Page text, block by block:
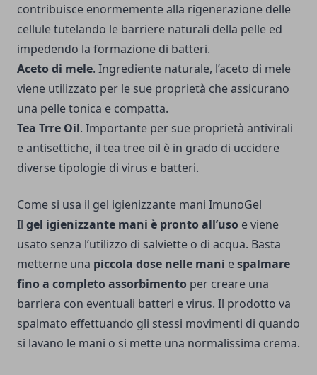
contribuisce enormemente alla rigenerazione delle
cellule tutelando le barriere naturali della pelle ed
impedendo la formazione di batteri.
Aceto di mele. Ingrediente naturale, l’aceto di mele
viene utilizzato per le sue proprietà che assicurano
una pelle tonica e compatta.
Tea Trre Oil. Importante per sue proprietà antivirali
e antisettiche, il tea tree oil è in grado di uccidere
diverse tipologie di virus e batteri.
Come si usa il gel igienizzante mani ImunoGel
Il gel igienizzante mani è pronto all’uso e viene
usato senza l’utilizzo di salviette o di acqua. Basta
metterne una piccola dose nelle mani espalmare
fino a completo assorbimento per creare una
barriera con eventuali batteri e virus. Il prodotto va
spalmato effettuando gli stessi movimenti di quando
si lavano le mani o si mette una normalissima crema.